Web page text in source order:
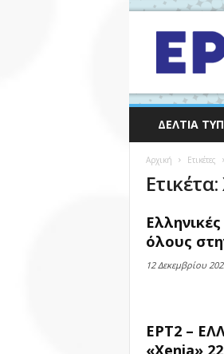
ΔΕΛΤΊΑ
Αρχική Ετικέτες
Ελληνικές
όλους
12 Δεκεμβρίου
ΕΡΤ2 –
«Xenia»